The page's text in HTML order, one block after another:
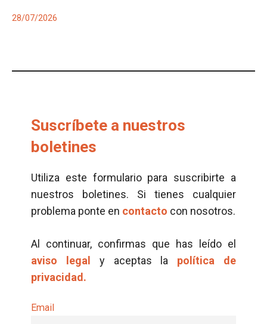
28/07/2026
Suscríbete a nuestros
boletines
Utiliza este formulario para suscribirte a
nuestros boletines. Si tienes cualquier
problema ponte en contacto con nosotros.
Al continuar, confirmas que has leído el
aviso legal
y aceptas la política de
privacidad.
Email